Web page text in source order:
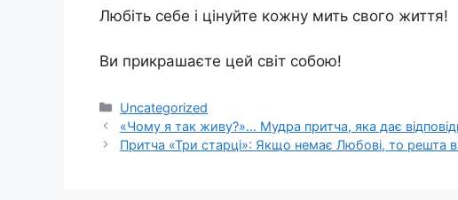
Любіть себе і цінуйте кожну мить свого життя!
Ви прикрашаєте цей світ собою!
Категорії
Uncategorized
«Чому я так живу?»… Мудра притча, яка дає
Притча «Три старці»: Якщо немає Любові, то решта